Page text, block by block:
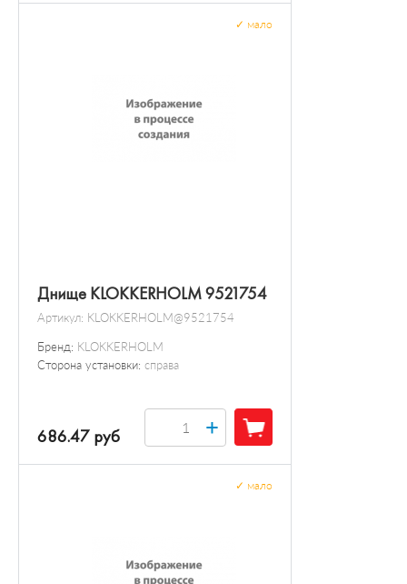
Днище KLOKKERHOLM 9521754
Артикул: KLOKKERHOLM@9521754
Бренд: KLOKKERHOLM
Сторона установки: справа
мало
686.47 руб +
мало